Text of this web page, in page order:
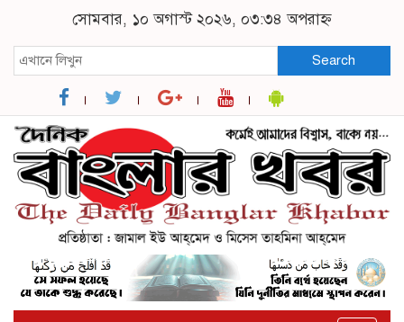
সোমবার, ১০ অগাস্ট ২০২৬, ০৩:৩৪ অপরাহ্ন
Search